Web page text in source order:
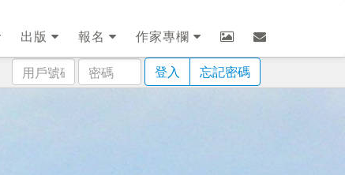
出版 報名
作家專欄
用
戶
密
碼
登入 忘記密碼